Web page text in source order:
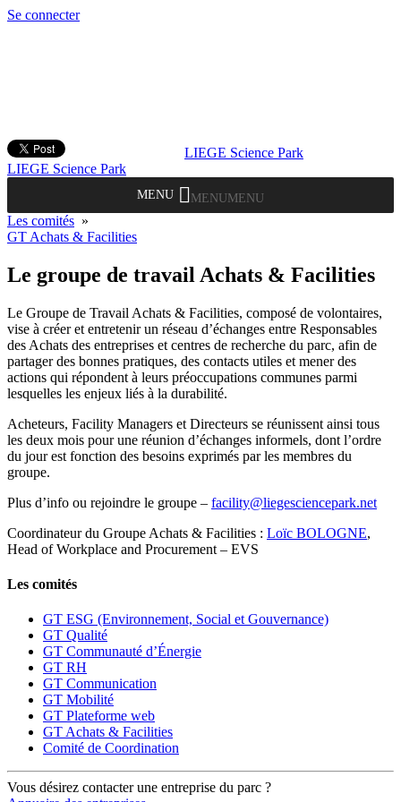
Se connecter
LIEGE Science Park
LIEGE Science Park
MENU MENU
Les comités »
GT Achats & Facilities
Le groupe de travail Achats & Facilities
Le Groupe de Travail Achats & Facilities, composé de volontaires,
vise à créer et entretenir un réseau d’échanges entre Responsables
des Achats des entreprises et centres de recherche du parc, afin de
partager des bonnes pratiques, des contacts utiles et mener des
actions qui répondent à leurs préoccupations communes parmi
lesquelles les enjeux liés à la durabilité.
Acheteurs, Facility Managers et Directeurs se réunissent ainsi tous
les deux mois pour une réunion d’échanges informels, dont l’ordre
du jour est fonction des besoins exprimés par les membres du
groupe.
Plus d’info ou rejoindre le groupe – facility@liegesciencepark.net
Coordinateur du Groupe Achats & Facilities : Loïc BOLOGNE,
Head of Workplace and Procurement – EVS
Les comités
GT ESG (Environnement, Social et Gouvernance)
GT Qualité
GT Communauté d’Énergie
GT RH
GT Communication
GT Mobilité
GT Plateforme web
GT Achats & Facilities
Comité de Coordination
Vous désirez contacter une entreprise du parc ?